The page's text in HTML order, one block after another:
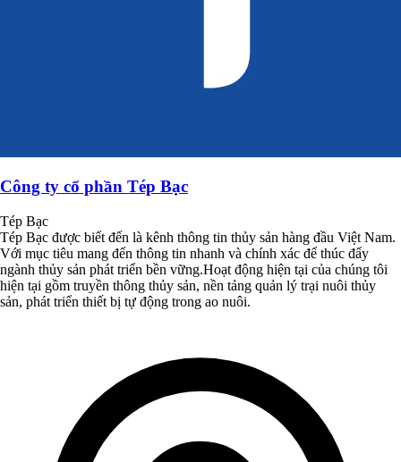
Công ty cổ phần Tép Bạc
Tép Bạc
Tép Bạc được biết đến là kênh thông tin thủy sản hàng đầu Việt Nam.
Với mục tiêu mang đến thông tin nhanh và chính xác để thúc đẩy
ngành thủy sản phát triển bền vững.Hoạt động hiện tại của chúng tôi
hiện tại gồm truyền thông thủy sản, nền tảng quản lý trại nuôi thủy
sản, phát triển thiết bị tự động trong ao nuôi.